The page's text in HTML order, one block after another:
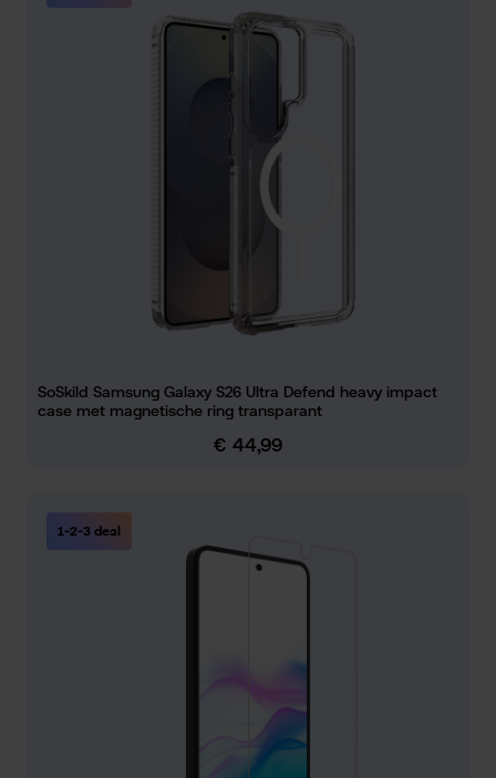
SoSkild Samsung Galaxy S26 Ultra Defend heavy impact
case met magnetische ring transparant
Normale prijs:
€ 44,99
1-2-3 deal